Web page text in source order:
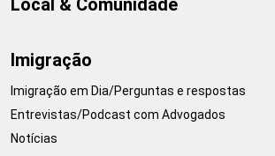
Local & Comunidade
Imigração
Imigração em Dia/Perguntas e respostas
Entrevistas/Podcast com Advogados
Notícias